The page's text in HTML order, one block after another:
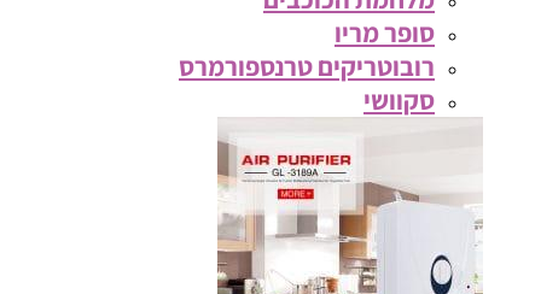
סופר מריו
רובוטריקים טרנספורמרס
סקוושי